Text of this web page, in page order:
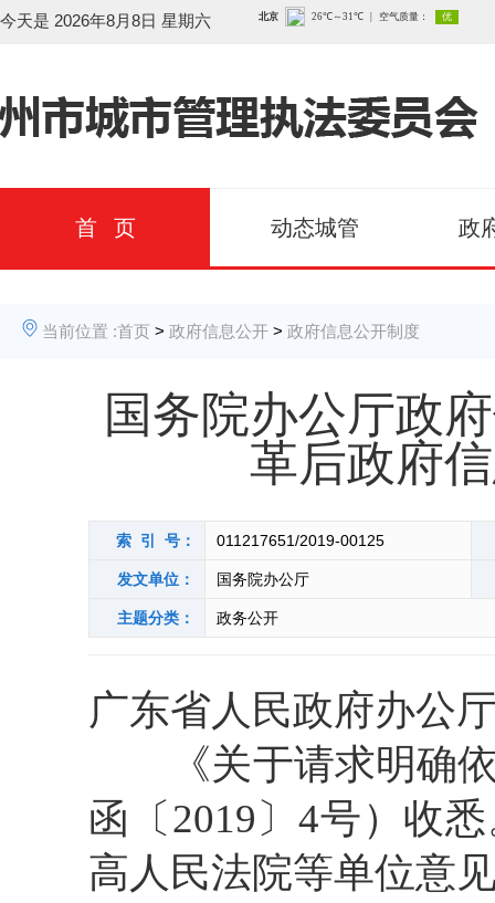
今天是 2026年8月8日 星期六
首 页 动态城管 政
当前位置 :首页 > 政府信息公开 > 政府信息公开制度
国务院办公厅政
革后政府
索 引 号： 011217651/2019-00125
发文单位： 国务院办公厅
主题分类： 政务公开
广东省人民政府办公
《关于请求明确依
函〔2019〕4号）收
高人民法院等单位意